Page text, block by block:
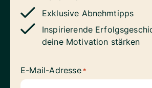
Exklusive Abnehmtipps
Inspirierende
deine Motivation stärken
E-Mail-Adresse *